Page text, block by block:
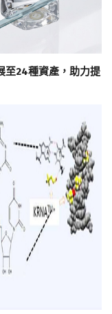
至24種資產，助力提